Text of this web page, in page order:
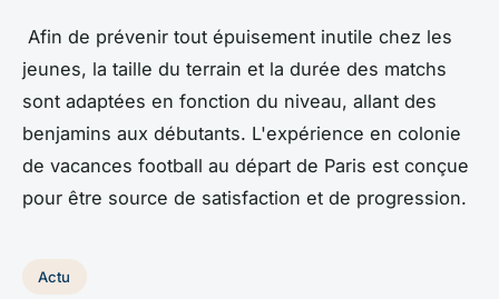
Afin de prévenir tout épuisement inutile chez les
jeunes, la taille du terrain et la durée des matchs
sont adaptées en fonction du niveau, allant des
benjamins aux débutants. L'expérience en colonie
de vacances football au départ de Paris est conçue
pour être source de satisfaction et de progression.
Actu